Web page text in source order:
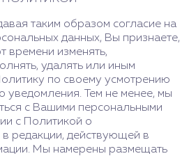
таким образом согласие на
данных, Вы признаете,
времени изменять,
удалять или иным
по своему усмотрению
уведомления. Тем не менее, мы
с Вашими персональными
с Политикой о
редакции, действующей в
Мы намерены размещать